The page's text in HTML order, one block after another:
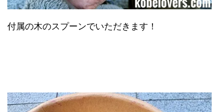
付属の木のスプーンでいただきます！